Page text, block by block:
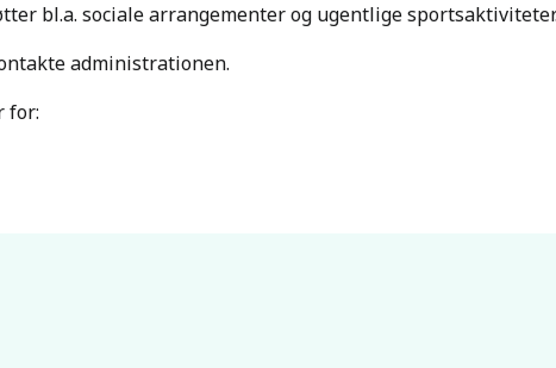
bl.a. sociale arrangementer og ugentlige
administrationen.
for: